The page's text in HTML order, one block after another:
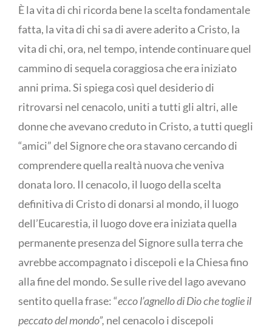
È la vita di chi ricorda bene la scelta fondamentale
fatta, la vita di chi sa di avere aderito a Cristo, la
vita di chi, ora, nel tempo, intende continuare quel
cammino di sequela coraggiosa che era iniziato
anni prima. Si spiega così quel desiderio di
ritrovarsi nel cenacolo, uniti a tutti gli altri, alle
donne che avevano creduto in Cristo, a tutti quegli
“amici” del Signore che ora stavano cercando di
comprendere quella realtà nuova che veniva
donata loro. Il cenacolo, il luogo della scelta
definitiva di Cristo di donarsi al mondo, il luogo
dell’Eucarestia, il luogo dove era iniziata quella
permanente presenza del Signore sulla terra che
avrebbe accompagnato i discepoli e la Chiesa fino
alla fine del mondo. Se sulle rive del lago avevano
sentito quella frase: “ecco l’agnello di Dio che toglie il
peccato del mondo”, nel cenacolo i discepoli